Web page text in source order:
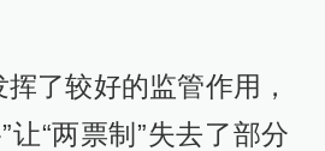
挥了较好的监管作用，
让“两票制”失去了部分